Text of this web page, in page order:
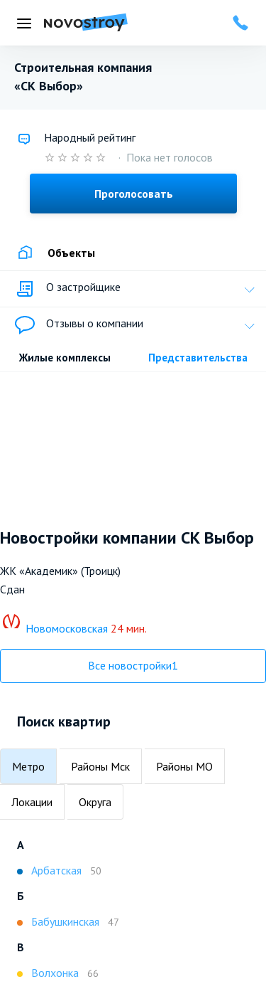
Меню
Строительная компания
«СК Выбор»
Народный рейтинг
· Пока нет голосов
Проголосовать
Объекты
О застройщике
Отзывы о компании
Жилые комплексы Представительства
Новостройки компании СК Выбор
ЖК «Академик» (Троицк)
Сдан
Новомосковская 24 мин.
Все новостройки1
Поиск квартир
Метро Районы Мск Районы МО
Локации Округа
А
Арбатская
50
Б
Бабушкинская
47
В
Волхонка
66